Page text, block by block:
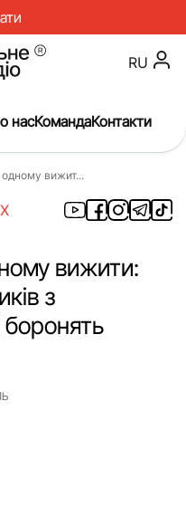
Новини
Окупація
RU
насКомандаКонтакти
вижит...
вижити:
з
боронять